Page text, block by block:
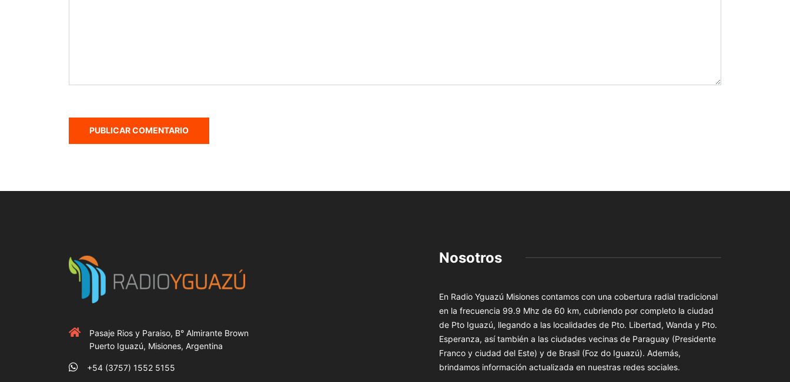
Pasaje Rios y Paraiso, B° Almirante Brown
Puerto Iguazú, Misiones, Argentina
+54 (3757) 1552 5155
Nosotros
En Radio Yguazú Misiones contamos con una cobertura radial tradicional
en la frecuencia 99.9 Mhz de 60 km, cubriendo por completo la ciudad
de Pto Iguazú, llegando a las localidades de Pto. Libertad, Wanda y Pto.
Esperanza, así también a las ciudades vecinas de Paraguay (Presidente
Franco y ciudad del Este) y de Brasil (Foz do Iguazú). Además,
brindamos información actualizada en nuestras redes sociales.